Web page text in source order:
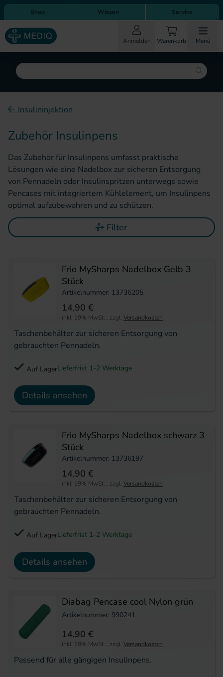
Direkt zum Inhalt
Direkt zur Hauptnavigation
Shop Wissen Service
Anmelden Warenkorb Menü
Suche
Insulininjektion
Zubehör Insulinpens
Das Zubehör für Insulinpens umfasst praktische
Lösungen wie eine Nadelbox zur sicheren Entsorgung
von Pennadeln oder Insulinspritzen unterwegs sowie
Pencases mit integriertem Kühlelement, um Insulinpens
optimal aufzubewahren und zu schützen.
Filter
Frio MySharps Nadelbox Gelb 3
Stück
Artikelnummer: 13736205
Taschenbehälter zur sicheren Entsorgung von
gebrauchten Pennadeln.
14,90 €
inkl. 19% MwSt. , zzgl. Versandkosten
Auf LagerLieferfrist 1-2 Werktage
Details ansehen
Frio MySharps Nadelbox schwarz 3
Stück
Artikelnummer: 13736197
Taschenbehälter zur sicheren Entsorgung von
gebrauchten Pennadeln.
14,90 €
inkl. 19% MwSt. , zzgl. Versandkosten
Auf LagerLieferfrist 1-2 Werktage
Details ansehen
Diabag Pencase cool Nylon grün
Artikelnummer: 990241
Passend für alle gängigen Insulinpens.
14,90 €
inkl. 19% MwSt. , zzgl. Versandkosten